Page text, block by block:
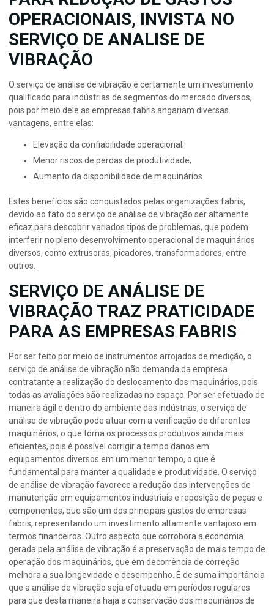
OPERACIONAIS, INVISTA NO
SERVIÇO DE ANALISE DE
VIBRAÇÃO
O serviço de análise de vibração é certamente um investimento
qualificado para indústrias de segmentos do mercado diversos,
pois por meio dele as empresas fabris angariam diversas
vantagens, entre elas:
Elevação da confiabilidade operacional;
Menor riscos de perdas de produtividade;
Aumento da disponibilidade de maquinários.
Estes benefícios são conquistados pelas organizações fabris,
devido ao fato do serviço de análise de vibração ser altamente
eficaz para descobrir variados tipos de problemas, que podem
interferir no pleno desenvolvimento operacional de maquinários
diversos, como extrusoras, picadores, transformadores, entre
outros.
SERVIÇO DE ANÁLISE DE
VIBRAÇÃO TRAZ PRATICIDADE
PARA AS EMPRESAS FABRIS
Por ser feito por meio de instrumentos arrojados de medição, o
serviço de análise de vibração não demanda da empresa
contratante a realização do deslocamento dos maquinários, pois
todas as avaliações são realizadas no espaço. Por ser efetuado de
maneira ágil e dentro do ambiente das indústrias, o serviço de
análise de vibração pode atuar com a verificação de diferentes
maquinários, o que torna os processos produtivos ainda mais
eficientes, pois é possível corrigir a tempo danos em
equipamentos diversos em um menor tempo, o que é
fundamental para manter a qualidade e produtividade. O serviço
de análise de vibração favorece a redução das intervenções de
manutenção em equipamentos industriais e reposição de peças e
componentes, que são um dos principais gastos de empresas
fabris, representando um investimento altamente vantajoso em
termos financeiros. Outro aspecto que corrobora a economia
gerada pela análise de vibração é a preservação de mais tempo de
operação dos maquinários, que em decorrência de correção
melhora a sua longevidade e desempenho. É de suma importância
que a análise de vibração seja efetuada em períodos regulares
para que desta maneira haja a conservação dos maquinários de